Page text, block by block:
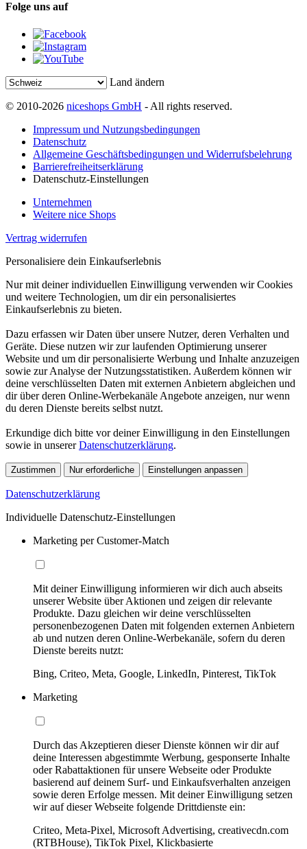
Folge uns auf
Land ändern
© 2010-2026 niceshops GmbH - All rights reserved.
Impressum und Nutzungsbedingungen
Datenschutz
Allgemeine Geschäftsbedingungen und Widerrufsbelehrung
Barrierefreiheitserklärung
Datenschutz-Einstellungen
Unternehmen
Weitere nice Shops
Vertrag widerrufen
Personalisiere dein Einkaufserlebnis
Nur mit deiner individuellen Einwilligung verwenden wir Cookies
und weitere Technologien, um dir ein personalisiertes
Einkaufserlebnis zu bieten.
Dazu erfassen wir Daten über unsere Nutzer, deren Verhalten und
Geräte. Diese nutzen wir zur laufenden Optimierung unserer
Website und um dir personalisierte Werbung und Inhalte anzuzeigen
sowie zur Analyse der Nutzungsstatistiken. Außerdem können wir
deine verschlüsselten Daten mit externen Anbietern abgleichen und
dir über deren Online-Werbekanäle Angebote anzeigen, nur wenn
du deren Dienste bereits selbst nutzt.
Erkundige dich bitte vor deiner Einwilligung in den Einstellungen
sowie in unsererDatenschutzerklärung.
Zustimmen Nur erforderliche Einstellungen anpassen
Datenschutzerklärung
Individuelle Datenschutz-Einstellungen
Marketing per Customer-Match
Mit deiner Einwilligung informieren wir dich auch abseits
unserer Website über Aktionen und zeigen dir relevante
Produkte. Dazu gleichen wir deine verschlüsselten
personenbezogenen Daten mit folgenden externen Anbietern
ab und nutzen deren Online-Werbekanäle, sofern du deren
Dienste bereits nutzt:
Bing, Criteo, Meta, Google, LinkedIn, Pinterest, TikTok
Marketing
Durch das Akzeptieren dieser Dienste können wir dir auf
deine Interessen abgestimmte Werbung, gesponserte Inhalte
oder Rabattaktionen für unsere Webseite oder Produkte
basierend auf deinem Surf- und Einkaufsverhalten anzeigen
sowie deren Erfolge messen. Mit deiner Einwilligung setzen
wir auf dieser Webseite folgende Drittdienste ein:
Criteo, Meta-Pixel, Microsoft Advertising, creativecdn.com
(RTBHouse), TikTok Pixel, Klickbasierte